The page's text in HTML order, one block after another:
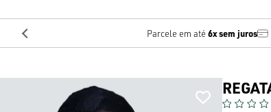
Parcele em até 6x sem juros